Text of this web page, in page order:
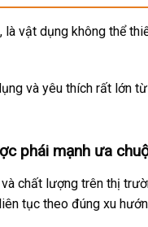
vật dụng không thể
và yêu thích rất lớn
phái mạnh ưa
chất lượng trên thị
tục theo đúng xu